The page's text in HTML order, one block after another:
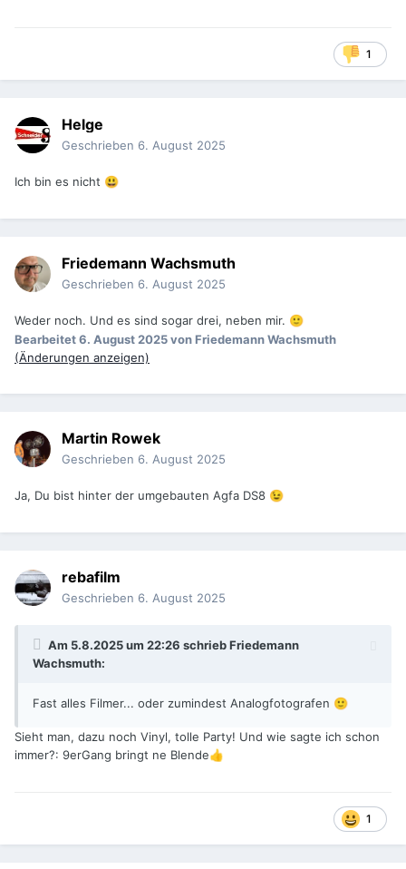
1
Helge
Geschrieben 6. August 2025
Ich bin es nicht 😃
Friedemann Wachsmuth
Geschrieben 6. August 2025
Weder noch. Und es sind sogar drei, neben mir. 🙂
Bearbeitet6. August 2025von Friedemann Wachsmuth
(Änderungen anzeigen)
Martin Rowek
Geschrieben 6. August 2025
Ja, Du bist hinter der umgebauten Agfa DS8 😉
rebafilm
Geschrieben 6. August 2025
Am 5.8.2025 um 22:26 schriebFriedemann
Wachsmuth:
Fast alles Filmer... oder zumindest Analogfotografen 🙂
Sieht man, dazu noch Vinyl, tolle Party! Und wie sagte ich schon
immer?: 9erGang bringt ne Blende👍
1